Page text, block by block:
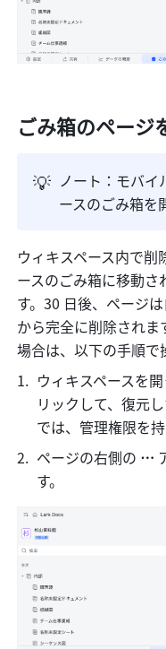
ごみ箱のページ
💡 ノート：モバイ
ースのごみ箱を
ウィキスペース内で
ースのごみ箱に移動
す。30 日後、ページ
から完全に削除され
場合は、以下の手順で
ウィキスペースを
リックして、復元
では、管理権限を
ページの右側の …
す。